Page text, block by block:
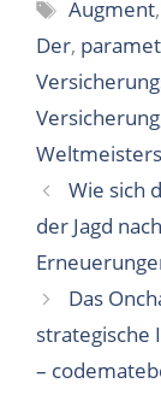
Tags
Augment,
Der,
Versicherung
Wie sich
der Jagd
Das
strategische
–